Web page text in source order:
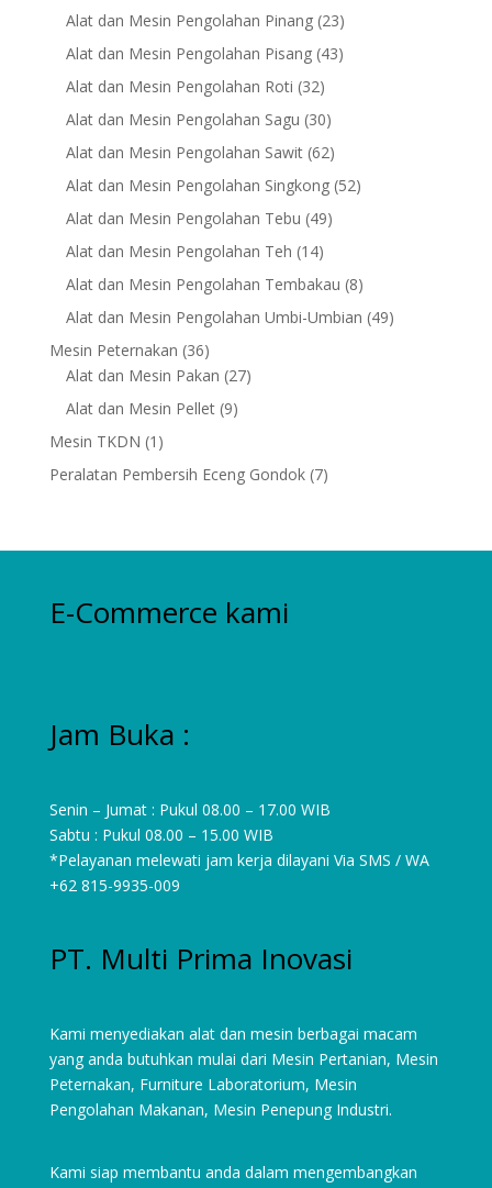
products
Alat dan Mesin Pengolahan Pinang 2323
products
Alat dan Mesin Pengolahan Pisang 4343
Alat dan Mesin Pengolahan Roti 3232
products
Alat dan Mesin Pengolahan Sagu 3030
products
Alat dan Mesin Pengolahan Sawit 6262
products
Alat dan Mesin Pengolahan Singkong 5252
Alat dan Mesin Pengolahan Tebu 4949
Alat dan Mesin Pengolahan Teh 1414
products
Alat dan Mesin Pengolahan Tembakau 88
products
Alat dan Mesin Pengolahan Umbi-Umbian 4949
Mesin Peternakan 3636
products
Alat dan Mesin Pakan 2727
Alat dan Mesin Pellet 99
Mesin TKDN 1 1
product
Peralatan Pembersih Eceng Gondok 77
E-Commerce kami
Jam Buka :
Senin – Jumat : Pukul 08.00 – 17.00 WIB
Sabtu : Pukul 08.00 – 15.00 WIB
*Pelayanan melewati jam kerja dilayani Via SMS / WA
+62 815-9935-009
PT. Multi Prima Inovasi
Kami menyediakan alat dan mesin berbagai macam
yang anda butuhkan mulai dari Mesin Pertanian, Mesin
Peternakan, Furniture Laboratorium, Mesin
Pengolahan Makanan, Mesin Penepung Industri.
Kami siap membantu anda dalam mengembangkan